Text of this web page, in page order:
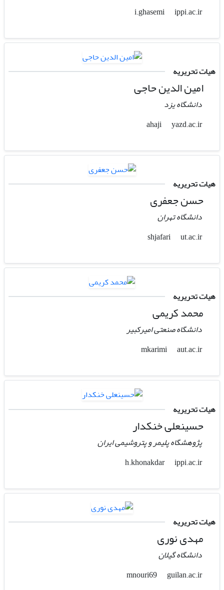
i.ghasemi
ippi.ac.ir
هیات تحریریه
امین الدین حاجی
دانشگاه یزد
ahaji
yazd.ac.ir
هیات تحریریه
حسن جعفری
دانشگاه تهران
shjafari
ut.ac.ir
هیات تحریریه
محمد کریمی
دانشگاه صنعتی امیرکبیر
mkarimi
aut.ac.ir
هیات تحریریه
حسینعلی خنکدار
پژوهشگاه پلیمر و پتروشیمی ایران
h.khonakdar
ippi.ac.ir
هیات تحریریه
مهدی نوری
دانشگاه گیلان
mnouri69
guilan.ac.ir